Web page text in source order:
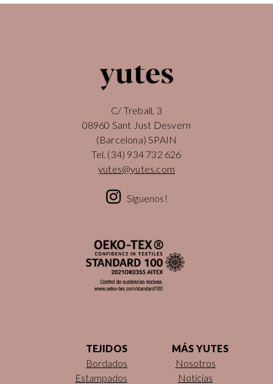
C/ Treball, 3
08960 Sant Just Desvern
(Barcelona) SPAIN
Tel. (34) 934 732 626
yutes@yutes.com
Síguenos!
TEJIDOS
Bordados
Estampados
MÁS YUTES
Nosotros
Noticias